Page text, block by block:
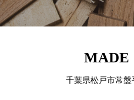
千葉県松戸市常盤